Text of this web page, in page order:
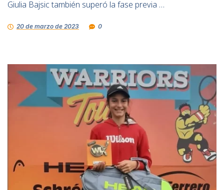
Giulia Bajsic también superó la fase previa …
20 de marzo de 2023 0